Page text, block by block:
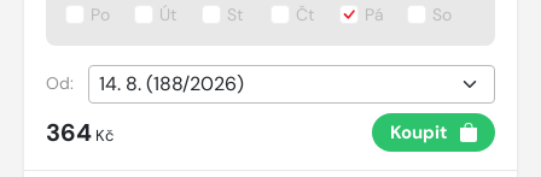
Po
Út St Čt Pá So
Od:
364 Kč Koupit